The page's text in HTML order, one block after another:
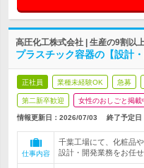
高圧化工株式会社 | 生産の9割以
プラスチック容器の【設計
正社員 業種未経験OK 急募
第二新卒歓迎 女性のおしごと掲載
情報更新日：2026/07/03 終了予定日
仕事内容
千葉工場にて、化粧品
設計・開発業務をお任せ